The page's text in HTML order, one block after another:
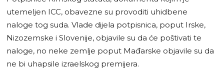
utemeljen ICC, obavezne su provoditi uhidbene
naloge tog suda. Vlade dijela potpisnica, poput Irske,
Nizozemske i Slovenije, objavile su da će poštivati te
naloge, no neke zemlje poput Mađarske objavile su da
ne bi uhapsile izraelskog premijera.